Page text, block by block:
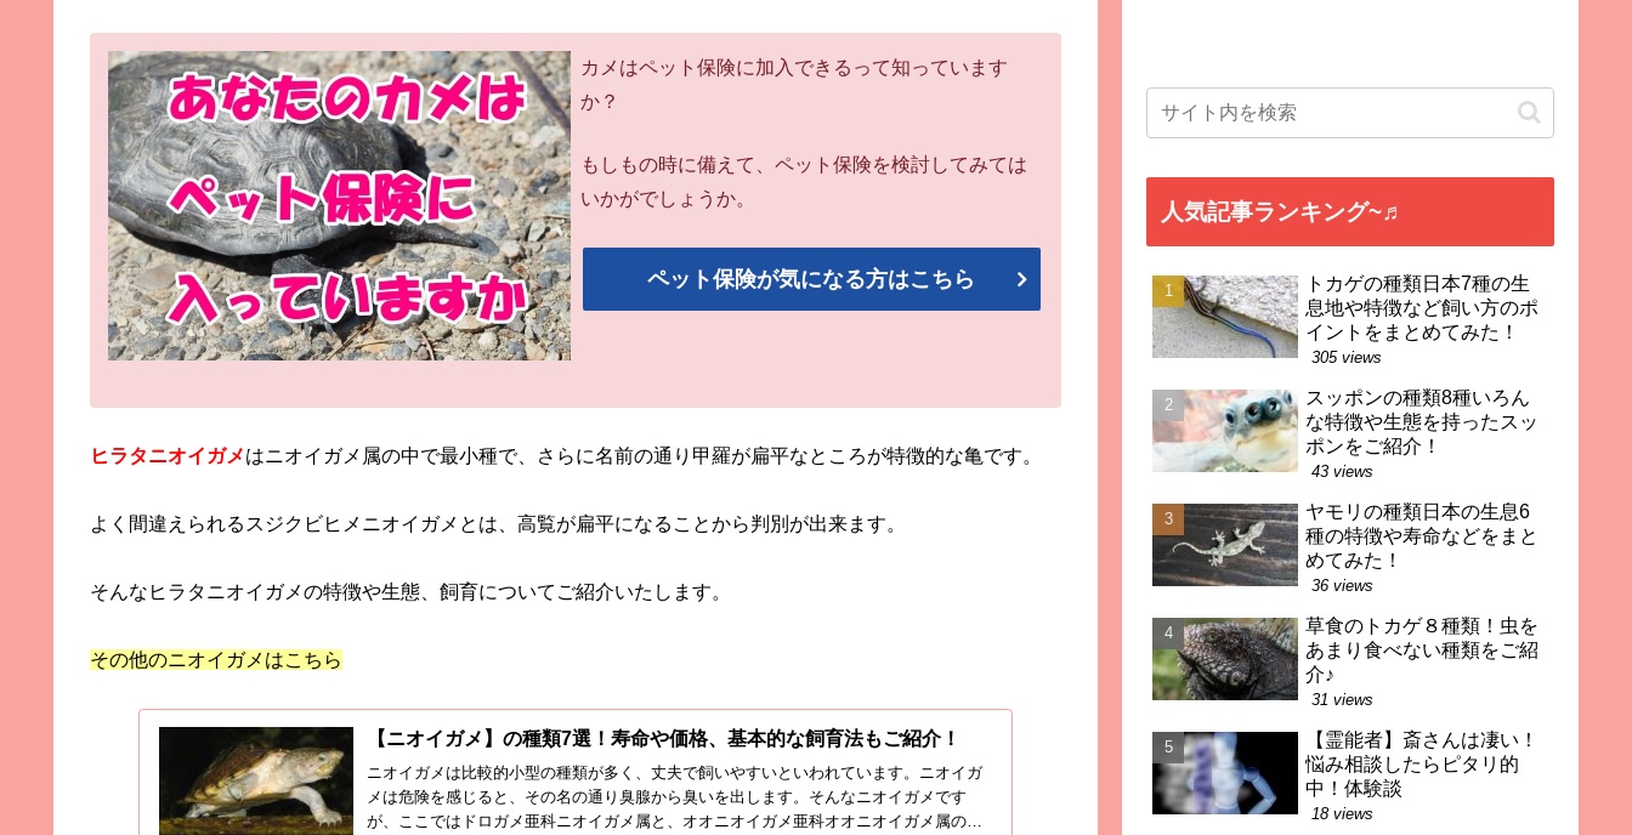
カメはペット保険に加入できるって知っています
か？
もしもの時に備えて、ペット保険を検討してみては
いかがでしょうか。
ペット保険が気になる方はこちら
ヒラタニオイガメはニオイガメ属の中で最小種で、さらに名前の通り甲羅が扁平なところが特徴的な亀です。
よく間違えられるスジクビヒメニオイガメとは、高覧が扁平になることから判別が出来ます。
そんなヒラタニオイガメの特徴や生態、飼育についてご紹介いたします。
その他のニオイガメはこちら
【ニオイガメ】の種類7選！寿命や価格、基本的な飼育法もご紹介！
ニオイガメは比較的小型の種類が多く、丈夫で飼いやすいといわれています。ニオイガ
メは危険を感じると、その名の通り臭腺から臭いを出します。そんなニオイガメです
が、ここではドロガメ亜科ニオイガメ属と、オオニオイガメ亜科オオニオイガメ属のニ
人気記事ランキング~♬
トカゲの種類日本7種の生
息地や特徴など飼い方のポ
イントをまとめてみた！
305 views
スッポンの種類8種いろん
な特徴や生態を持ったスッ
ポンをご紹介！
43 views
ヤモリの種類日本の生息6
種の特徴や寿命などをまと
めてみた！
36 views
草食のトカゲ８種類！虫を
あまり食べない種類をご紹
介♪
31 views
【霊能者】斎さんは凄い！
悩み相談したらピタリ的
中！体験談
18 views